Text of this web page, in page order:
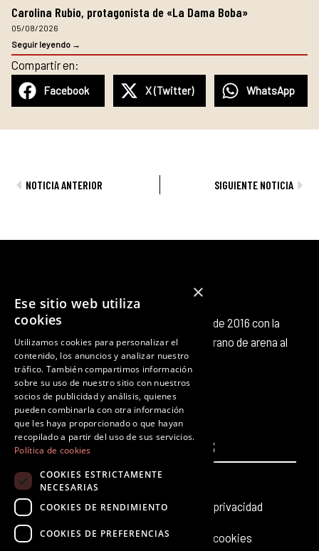
Carolina Rubio, protagonista de «La Dama Boba»
05/08/2026
Seguir leyendo →
Compartir en:
Facebook X (Twitter) WhatsApp
AntNOTICIA ANTERIOR SIGUIENTE NOTICIA
Octubre Producciones nace en octubre de 2016 con la
intención de aportar nuestro pequeño grano de arena al
panorama cultural existente.
F
a
c
e
b
o
k
T
w
i
t
t
r
I
n
s
t
a
r
m
Y
o
u
t
u
e
L
i
n
k
e
i
T
k
o
PÁGINAS
Inicio
Producciones teatrales
Últimas noticias
LEGALES
Aviso legal
Política de privacidad
Política de cookies
×
Ese sitio web utiliza
cookies
Utilizamos cookies para personalizar el
contenido, los anuncios y analizar nuestro
tráfico. También compartimos información
sobre su uso de nuestro sitio con nuestros
socios de publicidad y análisis, quienes
pueden combinarla con otra información
que les haya proporcionado o que hayan
recopilado a partir del uso de sus servicios.
Política de cookies
COOKIES ESTRICTAMENTE
NECESARIAS
COOKIES DE RENDIMIENTO
COOKIES DE PREFERENCIAS